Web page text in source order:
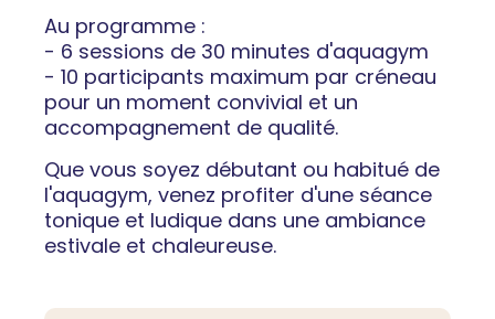
Au programme :
- 6 sessions de 30 minutes d'aquagym
- 10 participants maximum par créneau
pour un moment convivial et un
accompagnement de qualité.
Que vous soyez débutant ou habitué de
l'aquagym, venez profiter d'une séance
tonique et ludique dans une ambiance
estivale et chaleureuse.